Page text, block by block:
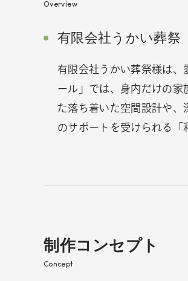
Overview
有限会社うかい葬祭
有限会社うかい葬祭様は
ール」では、身内だけの家
た落ち着いた空間設計や
のサポートを受けられる「
制作コンセプト
Concept